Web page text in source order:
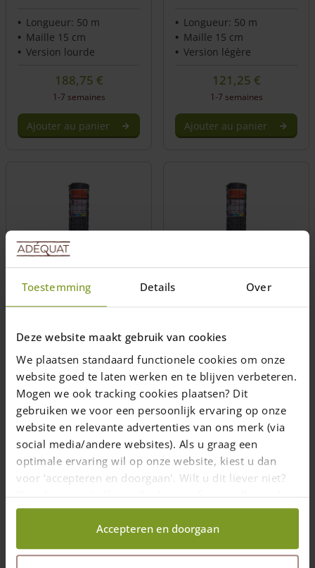
Toestemming Details Over
Deze website maakt gebruik van cookies
We plaatsen standaard functionele cookies om onze
website goed te laten werken en te blijven verbeteren.
Mogen we ook tracking cookies plaatsen? Dit
gebruiken we voor een persoonlijk ervaring op onze
website en relevante advertenties van ons merk (via
social media/andere websites). Als u graag een
optimale ervaring wil op onze website, kiest u dan
voor ‘accepteren en doorgaan'. Wilt u dit liever niet?
Kies dan voor ‘zelf instellen’ en geef aan welke cookies
wij wel mogen verzamelen.
Accepteren en doorgaan
Longueur: 50 m
Maille 15 cm
Version lourde
188,75 €
1-7 semaines
Ajouter au panier
Longueur: 50 m
Maille 15 cm
Version légère
121,25 €
1-7 semaines
Ajouter au panier
Grillage léger moutons
80 cm
Maille 15 cm
Version légère
104,95€
1-7 semaines
Ajouter au panier
Grillage léger moutons
200 cm
Maille 15 cm
Version légère
269,95€
1-7 semaines
Ajouter au panier